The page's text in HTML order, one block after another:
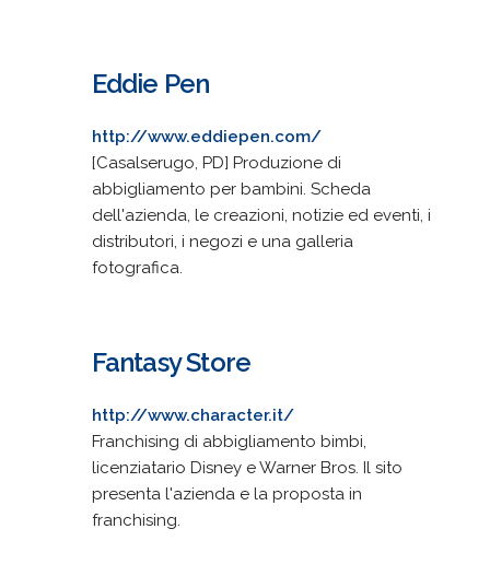
Eddie Pen
http://www.eddiepen.com/
[Casalserugo, PD] Produzione di
abbigliamento per bambini. Scheda
dell'azienda, le creazioni, notizie ed eventi, i
distributori, i negozi e una galleria
fotografica.
Fantasy Store
http://www.character.it/
Franchising di abbigliamento bimbi,
licenziatario Disney e Warner Bros. Il sito
presenta l'azienda e la proposta in
franchising.